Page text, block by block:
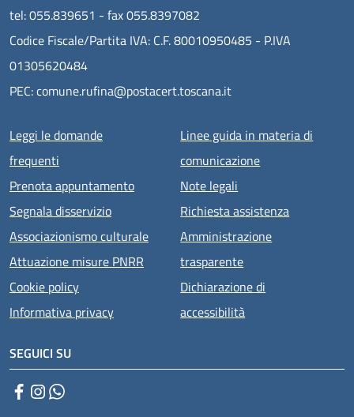
tel: 055.839651 - fax 055.8397082
Codice Fiscale/Partita IVA: C.F. 80010950485 - P.IVA
01305620484
PEC: comune.rufina@postacert.toscana.it
Menu piè di pagina
Leggi le domande
frequenti
Prenota appuntamento
Segnala disservizio
Associazionismo culturale
Attuazione misure PNRR
Cookie policy
Informativa privacy
Linee guida in materia di
comunicazione
Note legali
Richiesta assistenza
Amministrazione
trasparente
Dichiarazione di
accessibilità
SEGUICI SU
FacebookInstagram